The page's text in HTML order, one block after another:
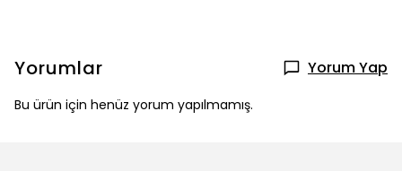
Yorumlar Yorum Yap
Bu ürün için henüz yorum yapılmamış.